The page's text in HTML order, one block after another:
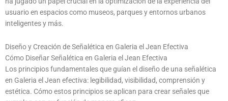
usuario en espacios como museos, parques y entornos urbanos
inteligentes y más.
Diseño y Creación de Señalética en Galeria el Jean Efectiva
Cómo Diseñar Señalética en Galeria el Jean Efectiva
Los principios fundamentales que guían el diseño de una señalética
en Galeria el Jean efectiva: legibilidad, visibilidad, comprensión y
estética. Cómo estos principios se aplican para crear señales que